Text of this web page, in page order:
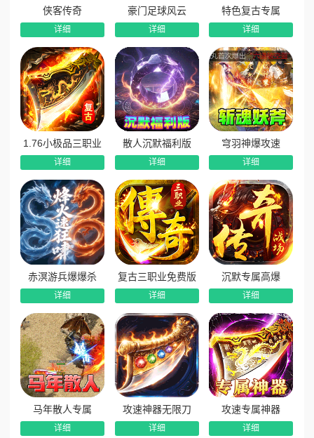
8、每日杀怪无限抽奖：日常打怪即可参与无限抽奖，海量
代币免费抽取，零氪靠时间轻松逆袭称霸。
侠客传奇
详细
豪门足球风云
详细
特色复古专属
详细
1.76小极品三职业
详细
散人沉默福利版
详细
穹羽神爆攻速
详细
赤溟游兵爆爆杀
详细
复古三职业免费版
详细
沉默专属高爆
详细
马年散人专属
详细
攻速神器无限刀
详细
攻速专属神器
详细